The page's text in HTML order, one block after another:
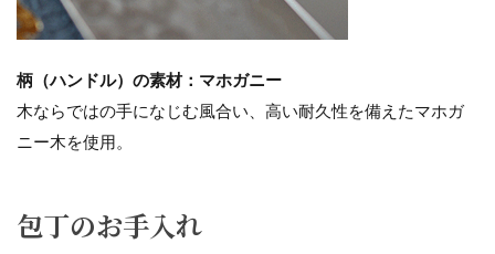
柄（ハンドル）の素材：マホガニー
木ならではの手になじむ風合い、高い耐久性を備えたマホガ
ニー木を使用。
包丁のお手入れ